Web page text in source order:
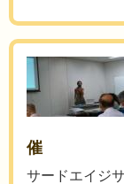
催
サードエイジ